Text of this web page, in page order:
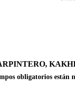
obligatorios están